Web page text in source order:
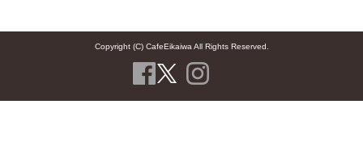
Copyright (C) CafeEikaiwa All Rights Reserved.